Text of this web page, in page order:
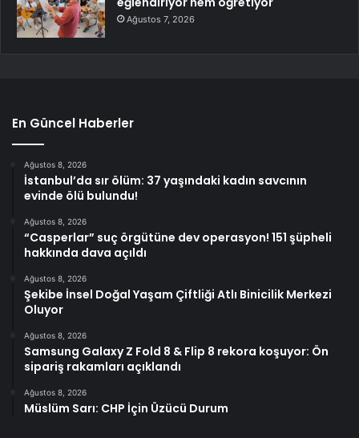
Ağustos 7, 2026
En Güncel Haberler
Ağustos 8, 2026
İstanbul’da sır ölüm: 37 yaşındaki kadın savcının
evinde ölü bulundu!
Ağustos 8, 2026
“Casperlar” suç örgütüne dev operasyon! 151 şüpheli
hakkında dava açıldı
Ağustos 8, 2026
Şekibe İnsel Doğal Yaşam Çiftliği Atlı Binicilik Merkezi
Oluyor
Ağustos 8, 2026
Samsung Galaxy Z Fold 8 & Flip 8 rekora koşuyor: Ön
sipariş rakamları açıklandı
Ağustos 8, 2026
Müslüm Sarı: CHP İçin Üzücü Durum